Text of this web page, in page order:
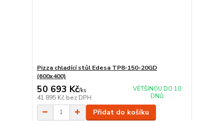
Pizza chladící stůl Edesa TP8-150-20GD
(600x400)
50 693 Kč/ks
41 895 Kč bez DPH
VĚTŠINOU DO 10
DNŮ
Přidat do košíku